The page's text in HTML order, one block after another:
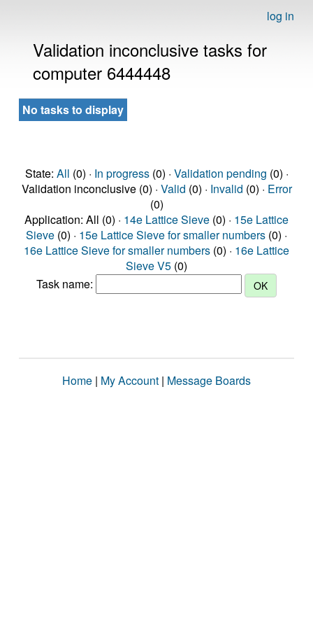
log in
Validation inconclusive tasks for
computer 6444448
No tasks to display
State: All (0) · In progress(0) · Validation pending (0) ·
Validation inconclusive (0) · Valid (0) · Invalid (0) · Error
(0)
Application: All (0) · 14e Lattice Sieve (0) · 15e Lattice
Sieve (0) · 15e Lattice Sieve for smaller numbers (0) ·
16e Lattice Sieve for smaller numbers (0) · 16e Lattice
Sieve V5 (0)
Task name:
Home | My Account | Message Boards